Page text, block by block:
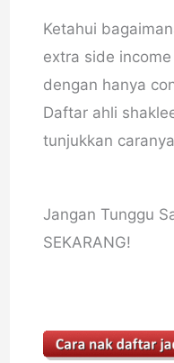
Ketahui
extra side
dengan hanya
Daftar ahli
tunjukkan
Jangan Tunggu
SEKARANG!